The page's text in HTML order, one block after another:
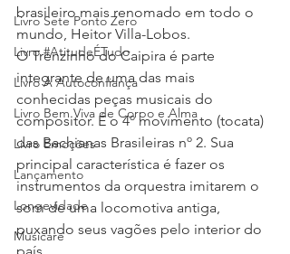
Livro Sete Ponto Zero
Livro #AtitudeÉTudo
Livro A Autoconfiança
Livro Bem Viva de Corpo e Alma
Livro Emoções
Lançamento
Longevidade
Musicare
brasileiro mais renomado em todo o
mundo, Heitor Villa-Lobos.
O Trenzinho do Caipira é parte
integrante de uma das mais
conhecidas peças musicais do
compositor. É o 4º movimento (tocata)
das Bachianas Brasileiras nº 2. Sua
principal característica é fazer os
instrumentos da orquestra imitarem o
som de uma locomotiva antiga,
puxando seus vagões pelo interior do